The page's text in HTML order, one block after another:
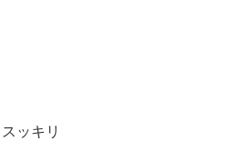
スッキリ